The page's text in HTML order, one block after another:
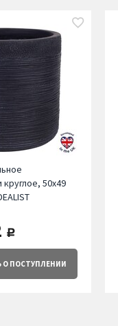
50х49
руб.
О ПОСТУПЛЕНИИ